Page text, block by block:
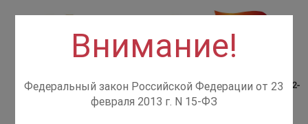
Розничный магазин
м. Добрынинская,
+7 (499) 237-12-56
самовывоз со склада +7(925)502-
Внимание!
Федеральный закон Российской Федерации от 23
февраля 2013 г. N 15-ФЗ